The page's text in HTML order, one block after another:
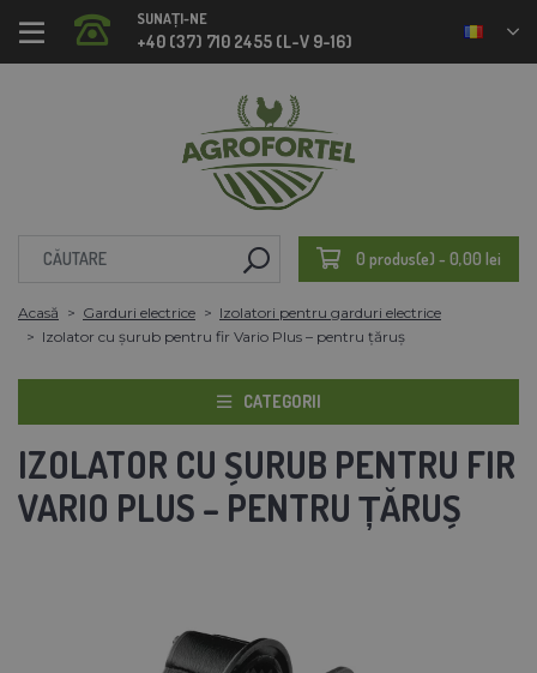
SUNAȚI-NE
+40 (37) 710 2455 (L-V 9-16)
0 produs(e) - 0,00 lei
Acasă Garduri electrice
Izolatori pentru garduri electrice
Izolator cu șurub pentru fir Vario Plus – pentru țăruș
CATEGORII
IZOLATOR CU ȘURUB PENTRU FIR
VARIO PLUS – PENTRU ȚĂRUȘ